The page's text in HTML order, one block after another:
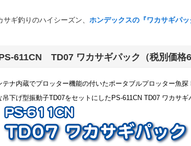
サギ釣りのハイシーズン、 ホンデックスの『ワカサギパッ
611CN TD07 ワカサギパック（税別価格
テナ内蔵でプロッター機能の付いたポータブルプロッター魚
吊下げ型振動子TD07をセットにしたPS-611CN TD07 ワカサギ